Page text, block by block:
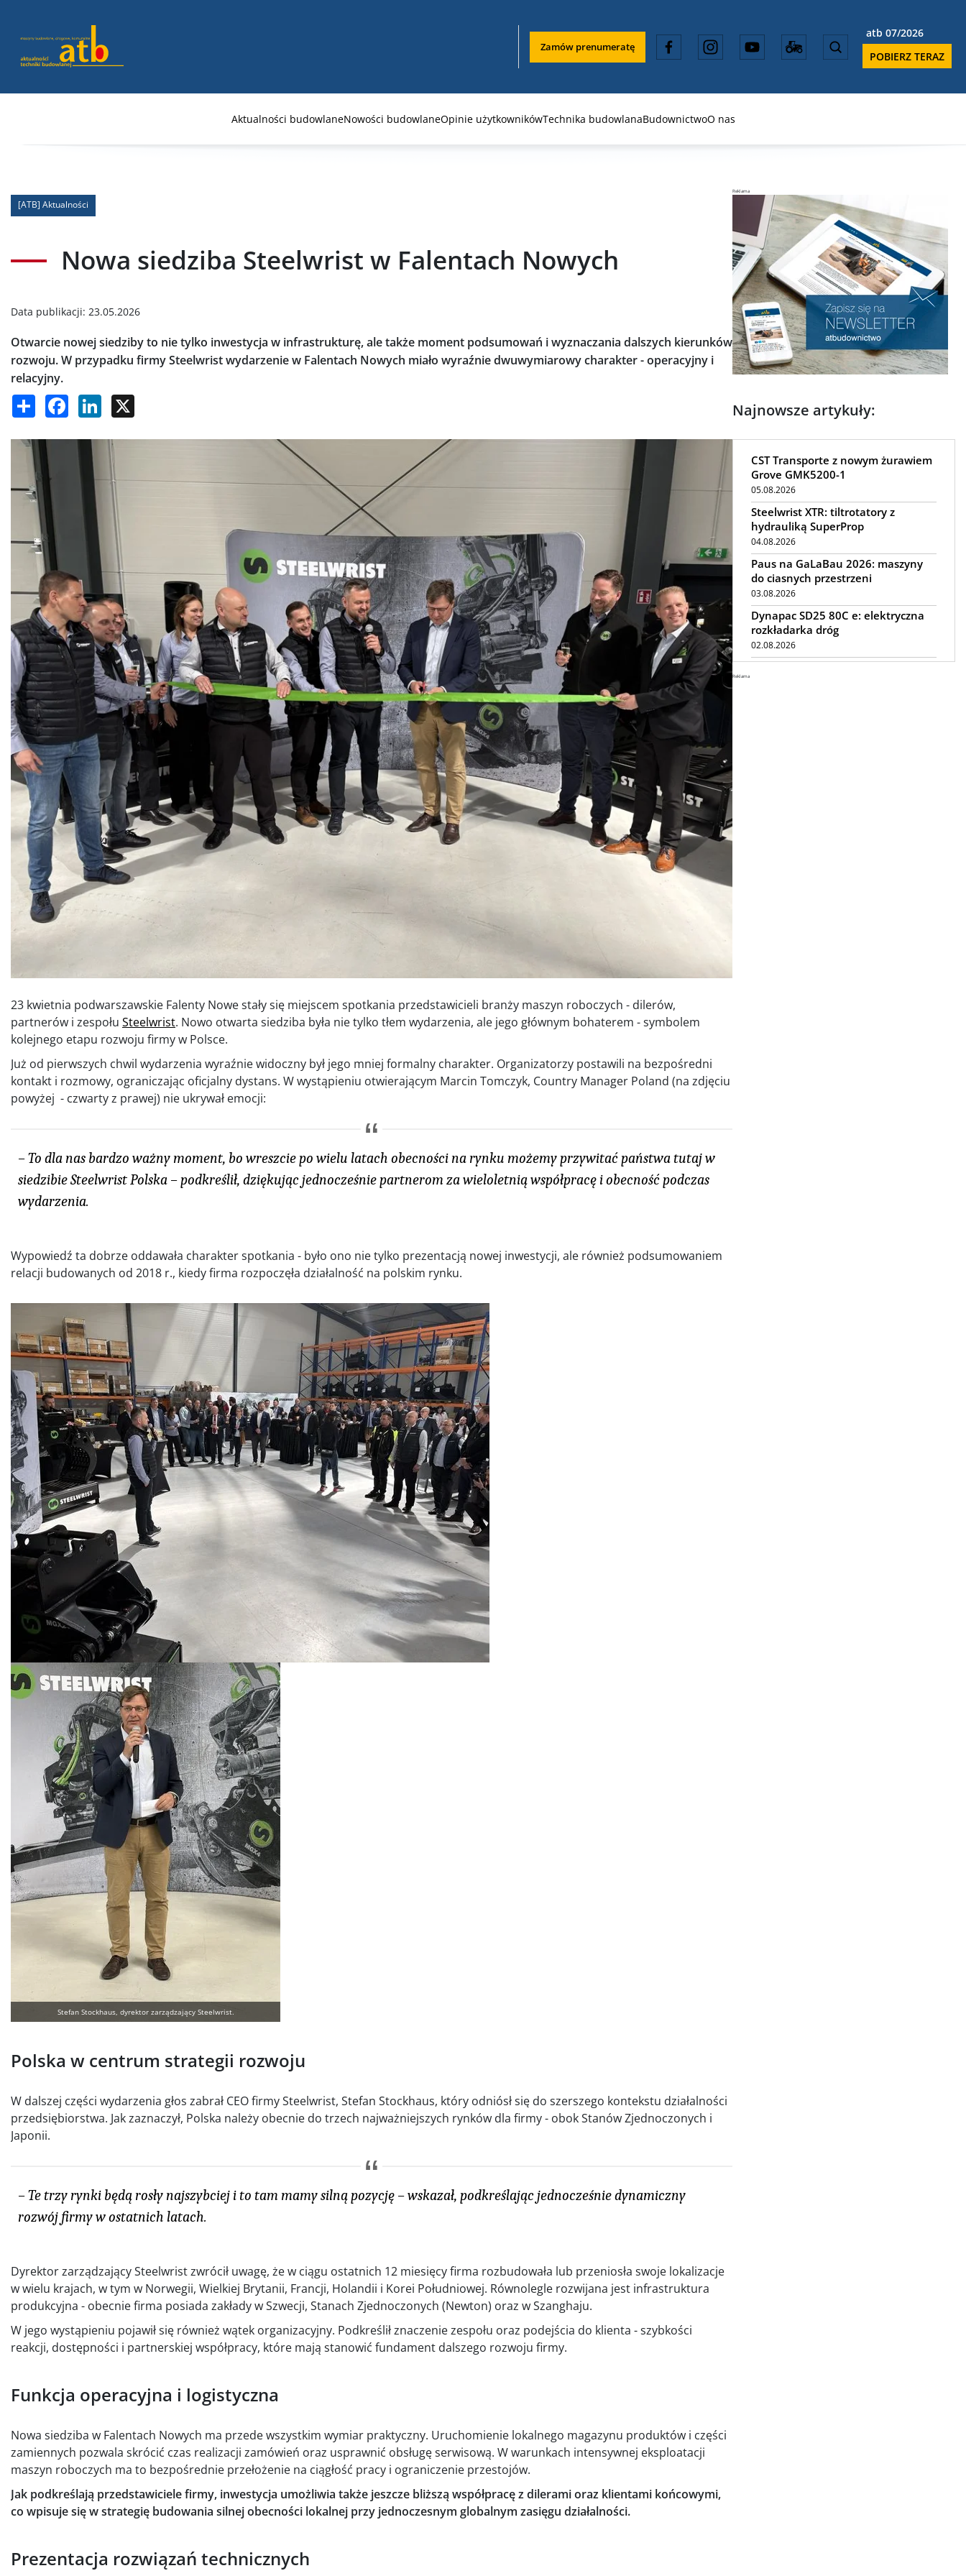
Zamów prenumeratę
atb 07/2026
POBIERZ TERAZ
Aktualności budowlaneNowości budowlaneOpinie użytkownikówTechnika budowlanaBudownictwoO nas
[ATB] Aktualności
Nowa siedziba Steelwrist w Falentach Nowych
Data publikacji: 23.05.2026
Otwarcie nowej siedziby to nie tylko inwestycja w infrastrukturę, ale także moment podsumowań i wyznaczania dalszych kierunków
rozwoju. W przypadku firmy Steelwrist wydarzenie w Falentach Nowych miało wyraźnie dwuwymiarowy charakter - operacyjny i
relacyjny.
Share Facebook LinkedIn
23 kwietnia podwarszawskie Falenty Nowe stały się miejscem spotkania przedstawicieli branży maszyn roboczych - dilerów,
partnerów i zespołu Steelwrist. Nowo otwarta siedziba była nie tylko tłem wydarzenia, ale jego głównym bohaterem - symbolem
kolejnego etapu rozwoju firmy w Polsce.
Już od pierwszych chwil wydarzenia wyraźnie widoczny był jego mniej formalny charakter. Organizatorzy postawili na bezpośredni
kontakt i rozmowy, ograniczając oficjalny dystans. W wystąpieniu otwierającym Marcin Tomczyk, Country Manager Poland (na zdjęciu
powyżej - czwarty z prawej) nie ukrywał emocji:
– To dla nas bardzo ważny moment, bo wreszcie po wielu latach obecności na rynku możemy przywitać państwa tutaj w
siedzibie Steelwrist Polska – podkreślił, dziękując jednocześnie partnerom za wieloletnią współpracę i obecność podczas
wydarzenia.
Wypowiedź ta dobrze oddawała charakter spotkania - było ono nie tylko prezentacją nowej inwestycji, ale również podsumowaniem
relacji budowanych od 2018 r., kiedy firma rozpoczęła działalność na polskim rynku.
Stefan Stockhaus, dyrektor zarządzający Steelwrist.
Polska w centrum strategii rozwoju
W dalszej części wydarzenia głos zabrał CEO firmy Steelwrist, Stefan Stockhaus, który odniósł się do szerszego kontekstu działalności
przedsiębiorstwa. Jak zaznaczył, Polska należy obecnie do trzech najważniejszych rynków dla firmy - obok Stanów Zjednoczonych i
Japonii.
– Te trzy rynki będą rosły najszybciej i to tam mamy silną pozycję – wskazał, podkreślając jednocześnie dynamiczny
rozwój firmy w ostatnich latach.
Dyrektor zarządzający Steelwrist zwrócił uwagę, że w ciągu ostatnich 12 miesięcy firma rozbudowała lub przeniosła swoje lokalizacje
w wielu krajach, w tym w Norwegii, Wielkiej Brytanii, Francji, Holandii i Korei Południowej. Równolegle rozwijana jest infrastruktura
produkcyjna - obecnie firma posiada zakłady w Szwecji, Stanach Zjednoczonych (Newton) oraz w Szanghaju.
W jego wystąpieniu pojawił się również wątek organizacyjny. Podkreślił znaczenie zespołu oraz podejścia do klienta - szybkości
reakcji, dostępności i partnerskiej współpracy, które mają stanowić fundament dalszego rozwoju firmy.
Funkcja operacyjna i logistyczna
Nowa siedziba w Falentach Nowych ma przede wszystkim wymiar praktyczny. Uruchomienie lokalnego magazynu produktów i części
zamiennych pozwala skrócić czas realizacji zamówień oraz usprawnić obsługę serwisową. W warunkach intensywnej eksploatacji
maszyn roboczych ma to bezpośrednie przełożenie na ciągłość pracy i ograniczenie przestojów.
Jak podkreślają przedstawiciele firmy, inwestycja umożliwia także jeszcze bliższą współpracę z dilerami oraz klientami końcowymi,
co wpisuje się w strategię budowania silnej obecności lokalnej przy jednoczesnym globalnym zasięgu działalności.
Prezentacja rozwiązań technicznych
Reklama
Najnowsze artykuły:
CST Transporte z nowym żurawiem
Grove GMK5200-1
05.08.2026
Steelwrist XTR: tiltrotatory z
hydrauliką SuperProp
04.08.2026
Paus na GaLaBau 2026: maszyny
do ciasnych przestrzeni
03.08.2026
Dynapac SD25 80C e: elektryczna
rozkładarka dróg
02.08.2026
Reklama
Ta strona używa plików cookie
Ta strona korzysta z plików cookie, aby zapewnić lepszą wygodę użytkowania. Korzystając z tej
strony, wyrażasz zgodę na używanie przez nas wszystkich plików cookie zgodnie z warunkami
naszej polityki plików cookie.
Dowiedz się więcej
POKAŻ WSZYSTKICH PARTNERÓW(1532) →
Niezbędne Wydajność Targetowanie
POKAŻ SZCZEGÓŁY